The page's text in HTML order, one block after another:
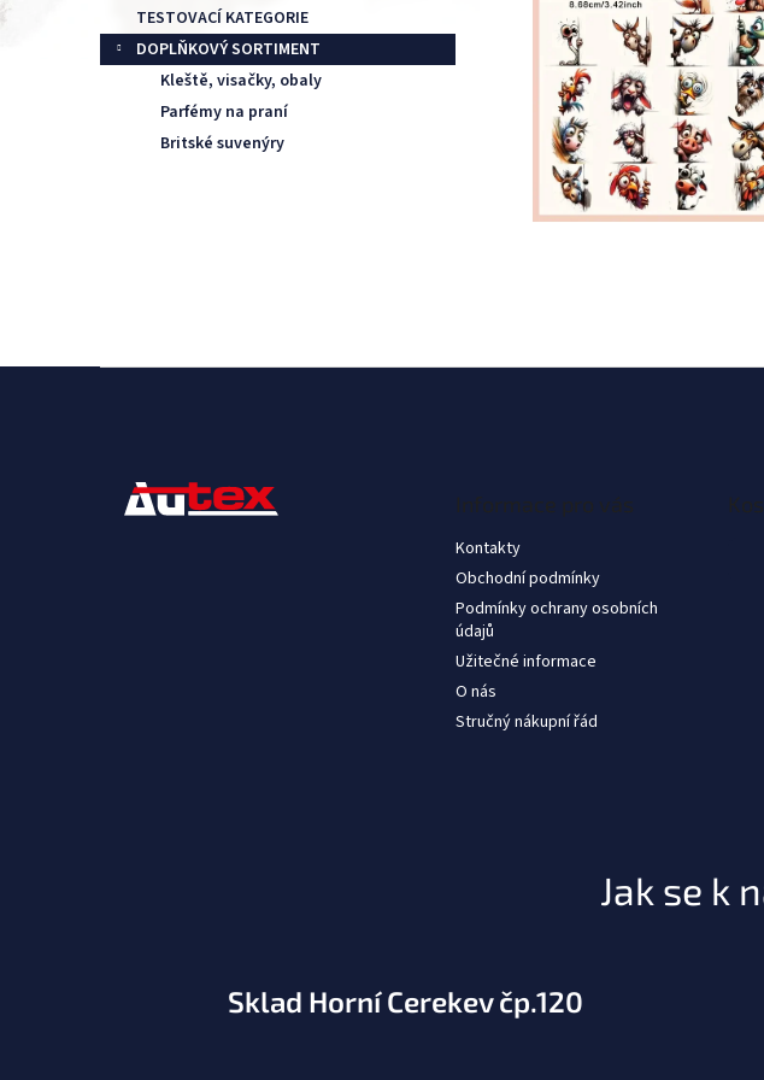
TESTOVACÍ KATEGORIE
DOPLŇKOVÝ SORTIMENT
Kleště, visačky, obaly
Parfémy na praní
Britské suvenýry
Informace pro vás
Kontakty
Obchodní podmínky
Podmínky ochrany osobních
údajů
Užitečné informace
O nás
Stručný nákupní řád
Jak se k
Sklad Horní Cerekev čp.120